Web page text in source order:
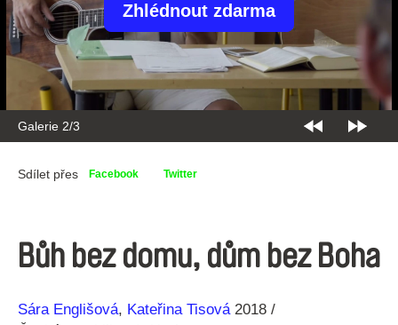
Galerie 2/3
Zhlédnout zdarma
Sdílet přes Facebook Twitter
Bůh bez domu, dům bez Boha
Režie
Sára Englišová Kateřina Tisová
Rok
2018